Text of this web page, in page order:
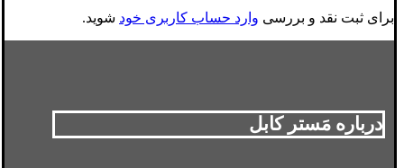
برای ثبت نقد و بررسی وارد حساب کاربری خود شوید.
درباره مَستر کابل